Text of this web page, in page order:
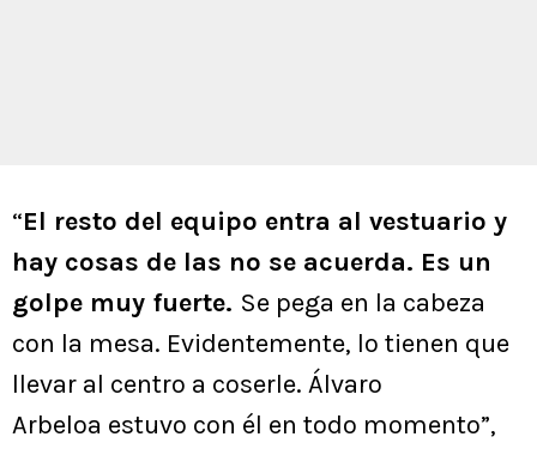
“El resto del equipo entra al vestuario y
hay cosas de las no se acuerda. Es un
golpe muy fuerte. Se pega en la cabeza
con la mesa. Evidentemente, lo tienen que
llevar al centro a coserle. Álvaro
Arbeloa estuvo con él en todo momento”,